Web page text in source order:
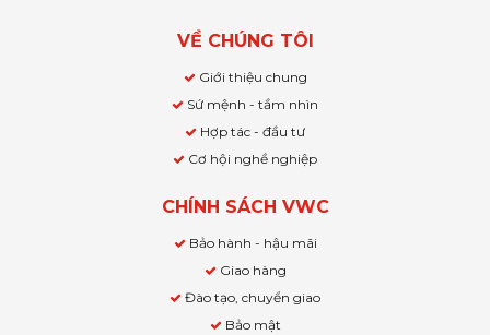
VỀ CHÚNG TÔI
Giới thiệu chung
Sứ mệnh - tầm nhìn
Hợp tác - đầu tư
Cơ hội nghề nghiệp
CHÍNH SÁCH VWC
Bảo hành - hậu mãi
Giao hàng
Đào tạo, chuyển giao
Bảo mật